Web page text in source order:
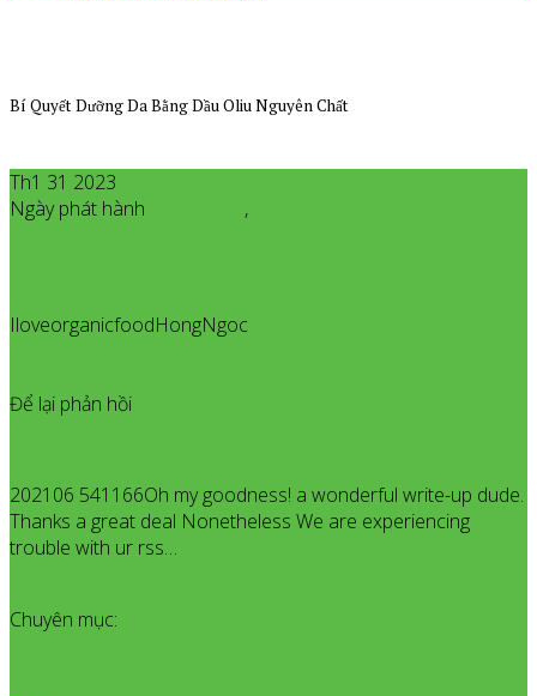
Bí Quyết Dưỡng Da Bằng Dầu Oliu Nguyên Chất
Th1 31 2023
Ngày phát hành
,
IloveorganicfoodHongNgoc
Để lại phản hồi
202106 541166Oh my goodness! a wonderful write-up dude.
Thanks a great deal Nonetheless We are experiencing
trouble with ur rss…
Chuyên mục: